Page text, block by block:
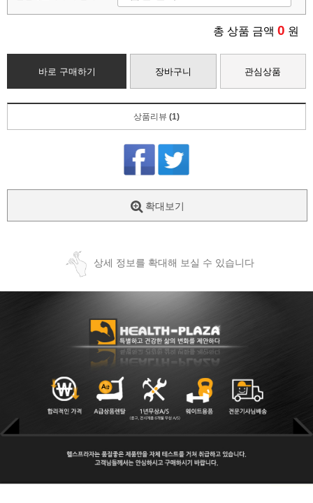
총 상품 금액 0 원
바로 구매하기 장바구니 관심상품
상품리뷰 (1)
확대보기
상세 정보를 확대해 보실 수 있습니다